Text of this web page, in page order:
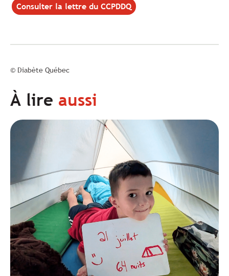
Consulter la lettre du CCPDDQ
© Diabète Québec
À lire aussi